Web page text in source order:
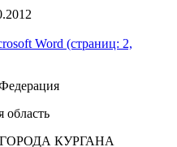
Word (страниц: 2,
область
КУРГАНА